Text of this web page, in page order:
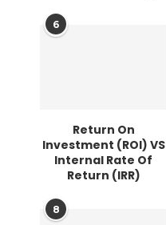
6
Return On
Investment (ROI) VS
Internal Rate Of
Return (IRR)
8